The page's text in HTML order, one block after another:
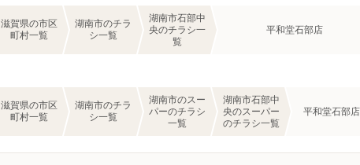
滋賀県の市区
町村一覧
湖南市のチラ
シ一覧
湖南市石部中
央のチラシ一
覧
平和堂石部店
滋賀県の市区
町村一覧
湖南市のチラ
シ一覧
湖南市のスー
パーのチラシ
一覧
湖南市石部中
央のスーパー
のチラシ一覧
平和堂石部店